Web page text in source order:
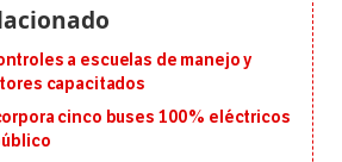
a escuelas de manejo y
capacitados
cinco buses 100% eléctricos